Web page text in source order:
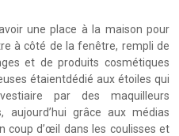
une place à la maison pour
à côté de la fenêtre, rempli de
et de produits cosmétiques
étaientdédié aux étoiles qui
par des maquilleurs
grâce aux médias
coup d’œil dans les coulisses et